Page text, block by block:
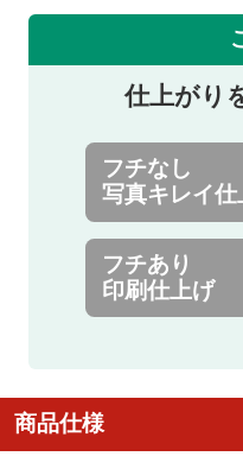
仕上がり
フチなし
写真キレイ仕
フチあり
印刷仕上げ
商品仕様